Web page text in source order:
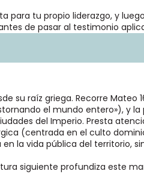
para tu propio liderazgo, y
de pasar al testimonio
su raíz griega. Recorre Mateo
el mundo entero»), y
del Imperio. Presta
(centrada en el culto
la vida pública del territorio,
siguiente profundiza este